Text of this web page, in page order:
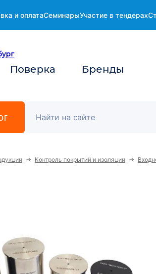
и оплатаСеминарыУчастие в тендерах
Поверка Бренды
→ Контроль покрытий и изоляции →